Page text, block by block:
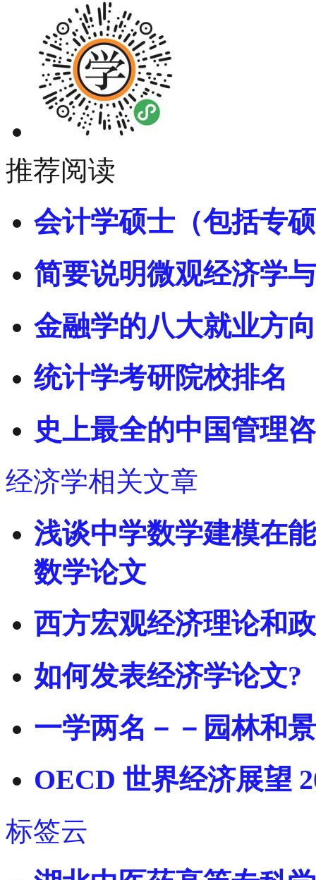
推荐阅读
会计学硕士（包括专
简要说明微观经济学
金融学的八大就业方
统计学考研院校排名
史上最全的中国管理
经济学相关文章
浅谈中学数学建模在
数学论文
西方宏观经济理论和
如何发表经济学论文?
一学两名－－园林和
OECD 世界经济展望
标签云